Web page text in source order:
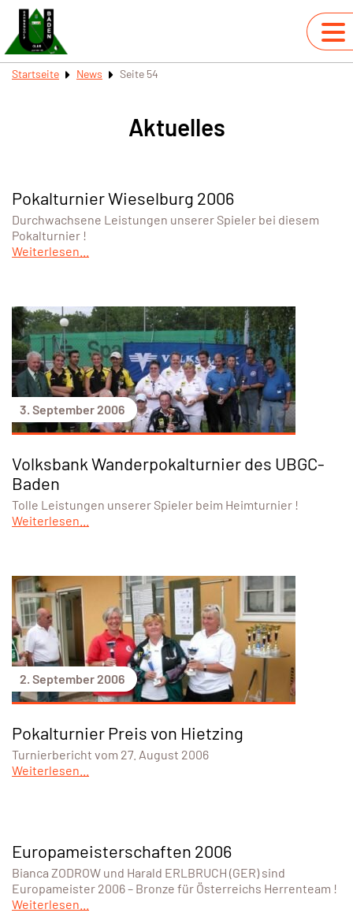
Startseite News Seite 54
Aktuelles
Pokalturnier Wieselburg 2006
Durchwachsene Leistungen unserer Spieler bei diesem
Pokalturnier !
Weiterlesen...
3. September 2006
Volksbank Wanderpokalturnier des UBGC-
Baden
Tolle Leistungen unserer Spieler beim Heimturnier !
Weiterlesen...
2. September 2006
Pokalturnier Preis von Hietzing
Turnierbericht vom 27. August 2006
Weiterlesen...
Europameisterschaften 2006
Bianca ZODROW und Harald ERLBRUCH (GER) sind
Europameister 2006 – Bronze für Österreichs Herrenteam !
Weiterlesen...